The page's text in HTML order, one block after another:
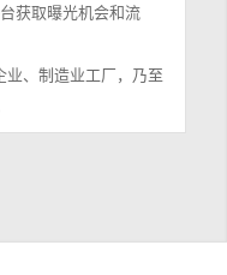
获取曝光机会和流
、制造业工厂，乃至